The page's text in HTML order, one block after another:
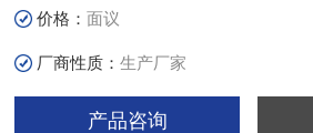
价格：面议
厂商性质：生产厂家
产品咨询